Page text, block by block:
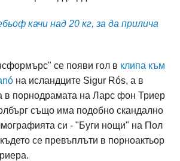
качи над 20 кг, за да прилича
се появи гол в клипа към
на исландците Sigur Rós, а в
в порнодрамата на Ларс фон Триер
също има подобно скандално
си - "Буги нощи" на Пол
се превъплъти в порноактьор